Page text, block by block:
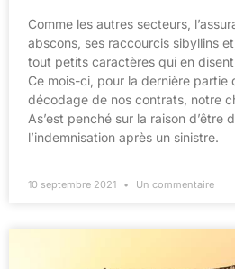
Comme les autres secteurs,
abscons, ses raccourcis sibyllins
tout petits caractères qui en disent
Ce mois-ci, pour la dernière
décodage de nos contrats, notre
As’est penché sur la raison d’être
l’indemnisation après un sinistre.
10 septembre 2021 Un commentaire